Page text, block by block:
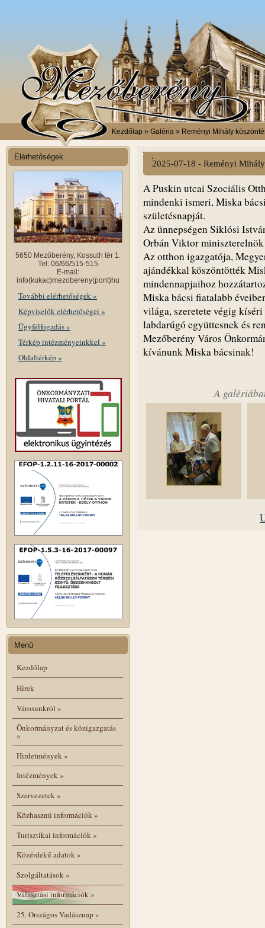
Kezdőlap » Galéria » Reményi Mihály
Elérhetőségek
5650 Mezőberény, Kossuth tér 1.
Tel: 06/66/515-515
E-mail:
info(kukac)mezobereny(pont)hu
További elérhetőségek »
Képviselők elérhetőségei »
Ügyfélfogadás »
Térkép intézményeinkkel »
Oldaltérkép »
Menü
Kezdőlap
Hírek
Városunkról »
Önkormányzat és közigazgatás
»
Hirdetmények»
Intézmények»
Szervezetek»
Közhasznú információk»
Turisztikai információk»
Közérdekű adatok»
Szolgáltatások»
Választási információk»
25. Országos Vadásznap »
2025-07-18 - Reményi
A Puskin utcai Szociális
mindenki ismeri, Miska
születésnapját.
Az ünnepségen Siklósi
Orbán Viktor
Az otthon igazgatója,
ajándékkal köszöntötték
mindennapjaihoz
Miska bácsi fiatalabb
világa, szeretete végig
labdarúgó együttesnek és
Mezőberény Város
kívánunk Miska bácsinak!
A